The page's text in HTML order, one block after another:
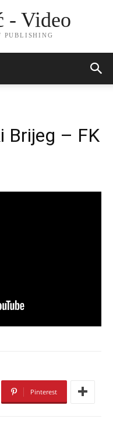
- Video
PUBLISHING
Brijeg – FK
Pinterest